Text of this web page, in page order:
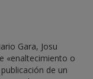
Gara, Josu
«enaltecimiento o
de un